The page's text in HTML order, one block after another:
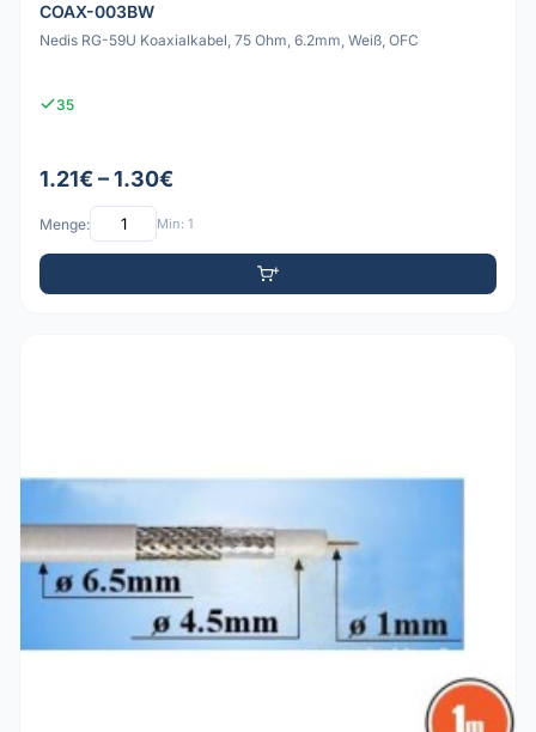
COAX-003BW
Nedis RG-59U Koaxialkabel, 75 Ohm, 6.2mm, Weiß, OFC
35
1.21€ – 1.30€
Menge: Min: 1